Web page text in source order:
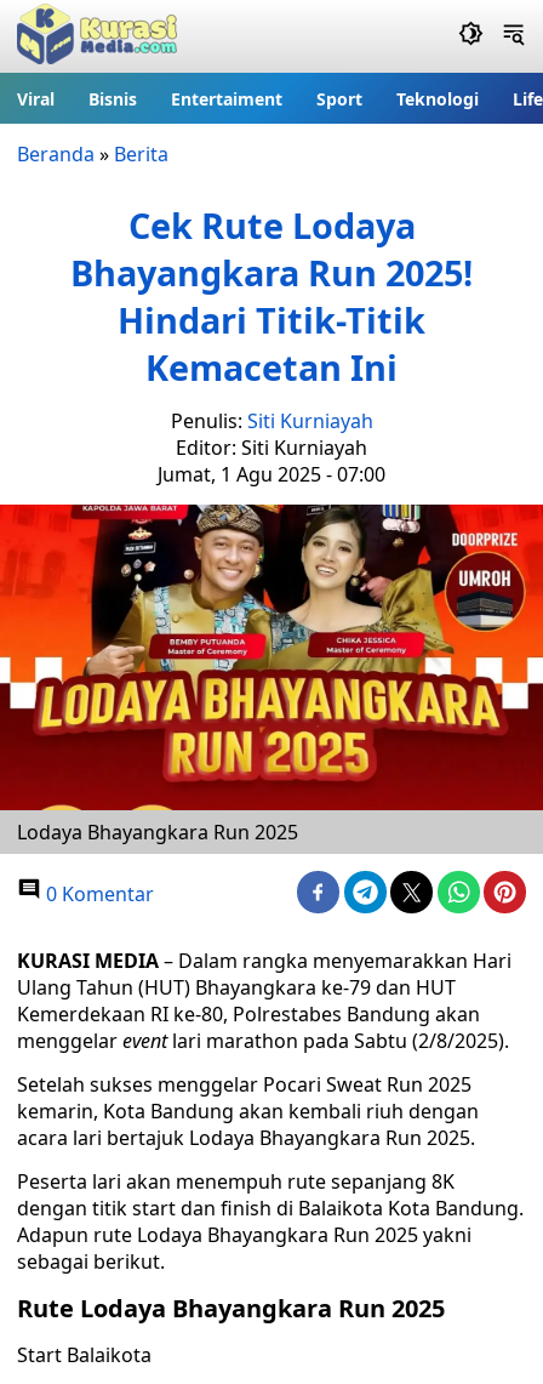
Viral Bisnis Entertaiment Sport Teknologi
Beranda » Berita
Cek Rute Lodaya
Bhayangkara Run 2025!
Hindari Titik-Titik
Kemacetan Ini
Penulis: Siti Kurniayah
Editor: Siti Kurniayah
Jumat, 1 Agu 2025 - 07:00
Lodaya Bhayangkara Run 2025
0 Komentar
KURASI MEDIA– Dalam rangka menyemarakkan Hari
Ulang Tahun (HUT) Bhayangkara ke-79 dan HUT
Kemerdekaan RI ke-80, Polrestabes Bandung akan
menggelareventlari marathon pada Sabtu (2/8/2025).
Setelah sukses menggelar Pocari Sweat Run 2025
kemarin, Kota Bandung akan kembali riuh dengan
acara lari bertajuk Lodaya Bhayangkara Run 2025.
Peserta lari akan menempuh rute sepanjang 8K
dengan titik start dan finish di Balaikota Kota Bandung.
Adapun rute Lodaya Bhayangkara Run 2025 yakni
sebagai berikut.
Rute Lodaya Bhayangkara Run 2025
Start Balaikota